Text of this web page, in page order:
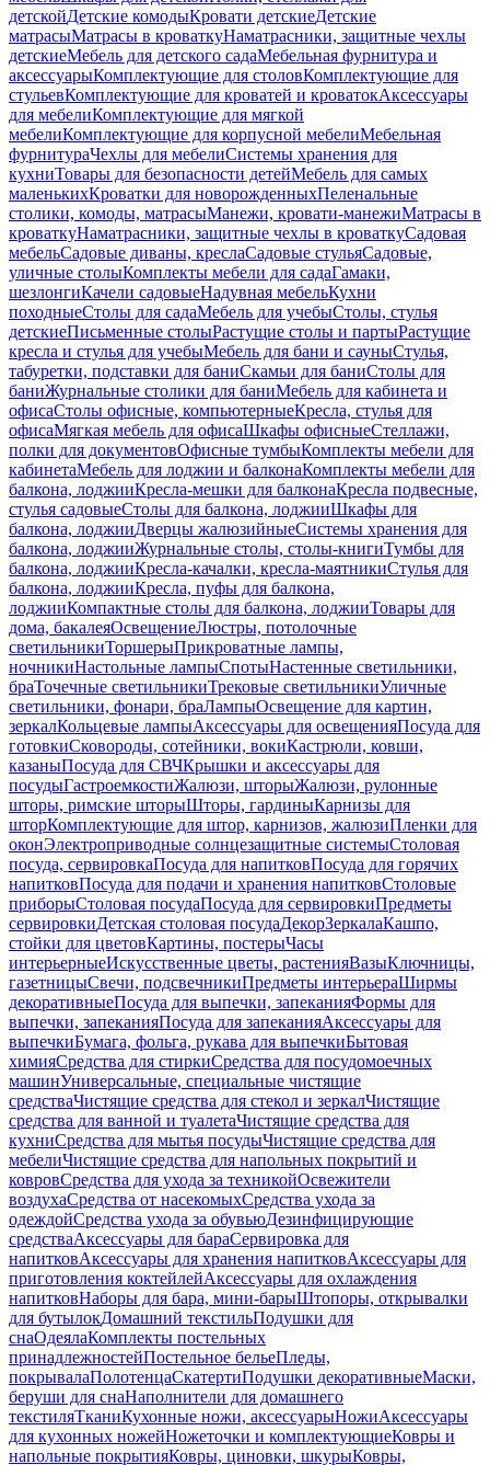
детскойДетские комодыКровати детскиеДетские
матрасыМатрасы в кроваткуНаматрасники, защитные чехлы
детскиеМебель для детского садаМебельная фурнитура и
аксессуарыКомплектующие для столовКомплектующие для
стульевКомплектующие для кроватей и кроватокАксессуары
для мебелиКомплектующие для мягкой
мебелиКомплектующие для корпусной мебелиМебельная
фурнитураЧехлы для мебелиСистемы хранения для
кухниТовары для безопасности детейМебель для самых
маленькихКроватки для новорожденныхПеленальные
столики, комоды, матрасыМанежи, кровати-манежиМатрасы в
кроваткуНаматрасники, защитные чехлы в кроваткуСадовая
мебельСадовые диваны, креслаСадовые стульяСадовые,
уличные столыКомплекты мебели для садаГамаки,
шезлонгиКачели садовыеНадувная мебельКухни
походныеСтолы для садаМебель для учебыСтолы, стулья
детскиеПисьменные столыРастущие столы и партыРастущие
кресла и стулья для учебыМебель для бани и сауныСтулья,
табуретки, подставки для баниСкамьи для баниСтолы для
баниЖурнальные столики для баниМебель для кабинета и
офисаСтолы офисные, компьютерныеКресла, стулья для
офисаМягкая мебель для офисаШкафы офисныеСтеллажи,
полки для документовОфисные тумбыКомплекты мебели для
кабинетаМебель для лоджии и балконаКомплекты мебели для
балкона, лоджииКресла-мешки для балконаКресла подвесные,
стулья садовыеСтолы для балкона, лоджииШкафы для
балкона, лоджииДверцы жалюзийныеСистемы хранения для
балкона, лоджииЖурнальные столы, столы-книгиТумбы для
балкона, лоджииКресла-качалки, кресла-маятникиСтулья для
балкона, лоджииКресла, пуфы для балкона,
лоджииКомпактные столы для балкона, лоджииТовары для
дома, бакалеяОсвещениеЛюстры, потолочные
светильникиТоршерыПрикроватные лампы,
ночникиНастольные лампыСпотыНастенные светильники,
браТочечные светильникиТрековые светильникиУличные
светильники, фонари, браЛампыОсвещение для картин,
зеркалКольцевые лампыАксессуары для освещенияПосуда для
готовкиСковороды, сотейники, вокиКастрюли, ковши,
казаныПосуда для СВЧКрышки и аксессуары для
посудыГастроемкостиЖалюзи, шторыЖалюзи, рулонные
шторы, римские шторыШторы, гардиныКарнизы для
шторКомплектующие для штор, карнизов, жалюзиПленки для
оконЭлектроприводные солнцезащитные системыСтоловая
посуда, сервировкаПосуда для напитковПосуда для горячих
напитковПосуда для подачи и хранения напитковСтоловые
приборыСтоловая посудаПосуда для сервировкиПредметы
сервировкиДетская столовая посудаДекорЗеркалаКашпо,
стойки для цветовКартины, постерыЧасы
интерьерныеИскусственные цветы, растенияВазыКлючницы,
газетницыСвечи, подсвечникиПредметы интерьераШирмы
декоративныеПосуда для выпечки, запеканияФормы для
выпечки, запеканияПосуда для запеканияАксессуары для
выпечкиБумага, фольга, рукава для выпечкиБытовая
химияСредства для стиркиСредства для посудомоечных
машинУниверсальные, специальные чистящие
средстваЧистящие средства для стекол и зеркалЧистящие
средства для ванной и туалетаЧистящие средства для
кухниСредства для мытья посудыЧистящие средства для
мебелиЧистящие средства для напольных покрытий и
ковровСредства для ухода за техникойОсвежители
воздухаСредства от насекомыхСредства ухода за
одеждойСредства ухода за обувьюДезинфицирующие
средстваАксессуары для бараСервировка для
напитковАксессуары для хранения напитковАксессуары для
приготовления коктейлейАксессуары для охлаждения
напитковНаборы для бара, мини-барыШтопоры, открывалки
для бутылокДомашний текстильПодушки для
снаОдеялаКомплекты постельных
принадлежностейПостельное бельеПледы,
покрывалаПолотенцаСкатертиПодушки декоративныеМаски,
беруши для снаНаполнители для домашнего
текстиляТканиКухонные ножи, аксессуарыНожиАксессуары
для кухонных ножейНожеточки и комплектующиеКовры и
напольные покрытияКовры, циновки, шкурыКовры,